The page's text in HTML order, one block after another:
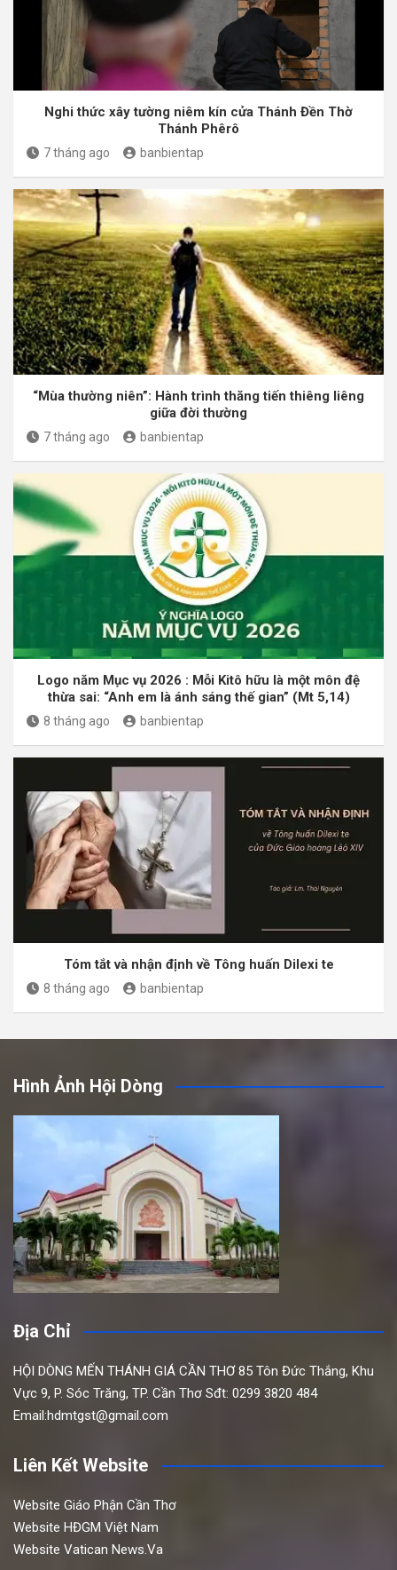
Nghi thức xây tường niêm kín cửa Thánh Đền Thờ
Thánh Phêrô
7 tháng ago banbientap
“Mùa thường niên”: Hành trình thăng tiến thiêng liêng
giữa đời thường
7 tháng ago banbientap
Logo năm Mục vụ 2026 : Mỗi Kitô hữu là một môn đệ
thừa sai: “Anh em là ánh sáng thế gian” (Mt 5,14)
8 tháng ago banbientap
Tóm tắt và nhận định về Tông huấn Dilexi te
8 tháng ago banbientap
Hình Ảnh Hội Dòng
Địa Chỉ
HỘI DÒNG MẾN THÁNH GIÁ CẦN THƠ 85 Tôn Đức Thắng, Khu
Vực 9, P. Sóc Trăng, TP. Cần Thơ Sđt: 0299 3820 484
Email:hdmtgst@gmail.com
Liên Kết Website
Website Giáo Phận Cần Thơ
Website HĐGM Việt Nam
Website Vatican News.Va